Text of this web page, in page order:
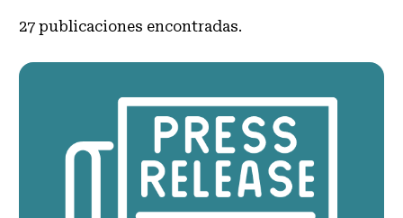
27 publicaciones encontradas.